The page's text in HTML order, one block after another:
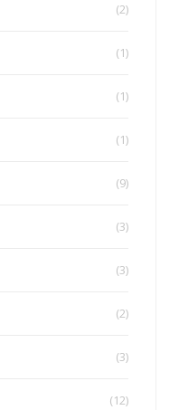
(2)
(1)
(1)
(1)
(9)
(3)
(3)
(2)
(3)
(12)